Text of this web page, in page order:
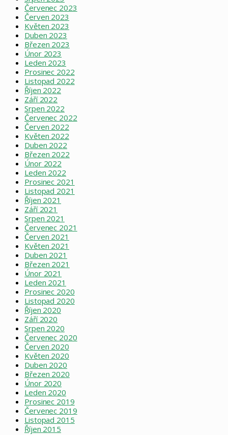
Červenec 2023
Červen 2023
Květen 2023
Duben 2023
Březen 2023
Únor 2023
Leden 2023
Prosinec 2022
Listopad 2022
Říjen 2022
Září 2022
Srpen 2022
Červenec 2022
Červen 2022
Květen 2022
Duben 2022
Březen 2022
Únor 2022
Leden 2022
Prosinec 2021
Listopad 2021
Říjen 2021
Září 2021
Srpen 2021
Červenec 2021
Červen 2021
Květen 2021
Duben 2021
Březen 2021
Únor 2021
Leden 2021
Prosinec 2020
Listopad 2020
Říjen 2020
Září 2020
Srpen 2020
Červenec 2020
Červen 2020
Květen 2020
Duben 2020
Březen 2020
Únor 2020
Leden 2020
Prosinec 2019
Červenec 2019
Listopad 2015
Říjen 2015